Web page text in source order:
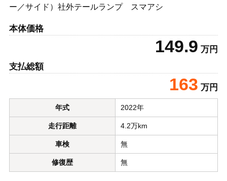
ー／サイド）社外テールランプ スマアシ
本体価格
149.9 万円
支払総額
163 万円
年式 2022年
走行距離 4.2万km
車検 無
修復歴 無